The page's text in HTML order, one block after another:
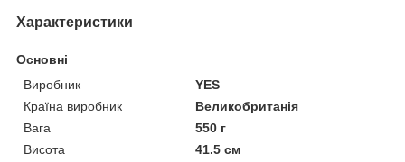
Характеристики
Основні
Виробник
YES
Країна виробник
Великобританія
Вага
550 г
Висота
41.5 см